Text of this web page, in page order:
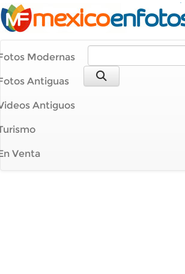
Modernas
Antiguas
Antiguos
Venta